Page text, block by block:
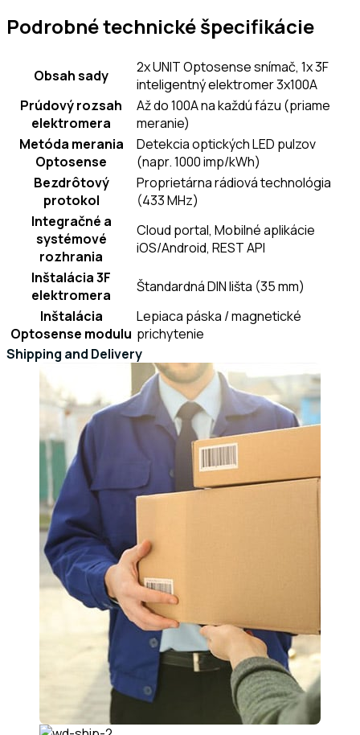
Podrobné technické špecifikácie
Obsah sady
2x UNIT Optosense snímač, 1x 3F
inteligentný elektromer 3x100A
Prúdový rozsah
elektromera
Až do 100A na každú fázu (priame
meranie)
Metóda merania
Optosense
Detekcia optických LED pulzov
(napr. 1000 imp/kWh)
Bezdrôtový
protokol
Proprietárna rádiová technológia
(433 MHz)
Integračné a
systémové
rozhrania
Cloud portal, Mobilné aplikácie
iOS/Android, REST API
Inštalácia 3F
elektromera
Štandardná DIN lišta (35 mm)
Inštalácia
Optosense modulu
Lepiaca páska / magnetické
prichytenie
Shipping and Delivery